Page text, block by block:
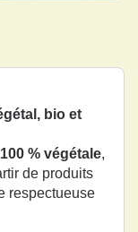
bio et
100 % végétale,
de produits
respectueuse